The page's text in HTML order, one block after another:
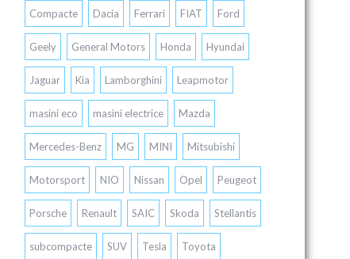
Compacte Dacia Ferrari FIAT Ford
Geely General Motors Honda Hyundai
Jaguar Kia Lamborghini Leapmotor
masini eco masini electrice Mazda
Mercedes-Benz MG MINI Mitsubishi
Motorsport NIO Nissan Opel Peugeot
Porsche Renault SAIC Skoda Stellantis
subcompacte SUV Tesla Toyota